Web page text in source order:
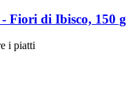
Fiori di Ibisco, 150 g
i piatti